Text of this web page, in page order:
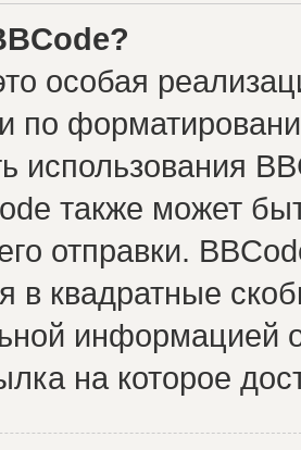
особая
по
использования
также может
отправки.
в квадратные
информацией
на которое